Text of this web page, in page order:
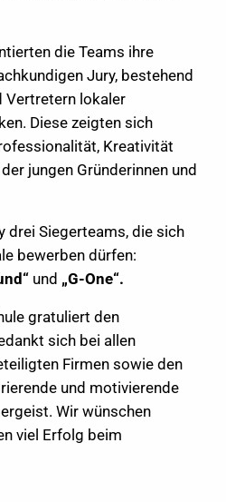
die Teams ihre
Jury, bestehend
Vertretern lokaler
Diese zeigten sich
Kreativität
jungen Gründerinnen und
drei Siegerteams, die sich
bewerben dürfen:
und „G-One“.
gratuliert den
sich bei allen
Firmen sowie den
und motivierende
Wir wünschen
viel Erfolg beim